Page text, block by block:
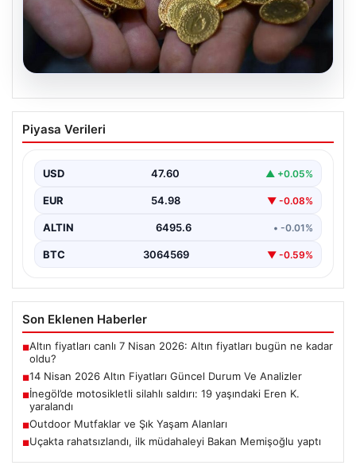
05.08.2026
14 Nisan 2026 Altın Fiyatları Güncel
Durum Ve Analizler
çeken altın piyasası, küresel gelişmeler ve jeopolitik…
Piyasa Verileri
USD 47.60 ▲ +0.05%
EUR 54.98 ▼ -0.08%
ALTIN 6495.6 • -0.01%
BTC 3064569 ▼ -0.59%
Son Eklenen Haberler
■Altın fiyatları canlı 7 Nisan 2026: Altın fiyatları bugün ne kadar
oldu?
■14 Nisan 2026 Altın Fiyatları Güncel Durum Ve Analizler
■İnegöl’de motosikletli silahlı saldırı: 19 yaşındaki Eren K.
yaralandı
■Outdoor Mutfaklar ve Şık Yaşam Alanları
■Uçakta rahatsızlandı, ilk müdahaleyi Bakan Memişoğlu yaptı